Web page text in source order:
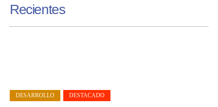
Recientes
DESARROLLO DESTACADO